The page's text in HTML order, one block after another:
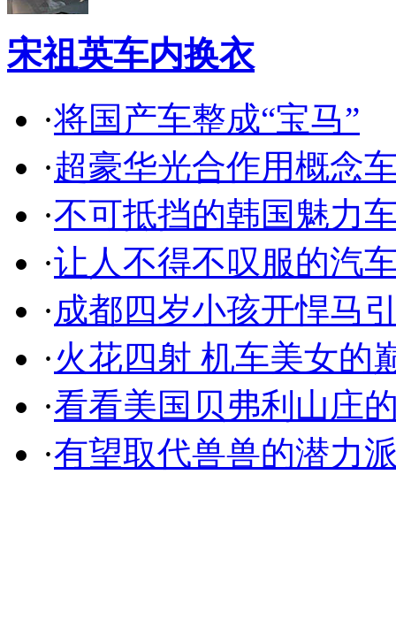
宋祖英车内换衣
·将国产车整成“宝马”
·超豪华光合作用概念
·不可抵挡的韩国魅力
·让人不得不叹服的汽
·成都四岁小孩开悍马
·火花四射 机车美女的
·看看美国贝弗利山庄
·有望取代兽兽的潜力